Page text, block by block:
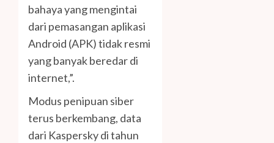
bahaya yang mengintai
dari pemasangan aplikasi
Android (APK) tidak resmi
yang banyak beredar di
internet,”.
Modus penipuan siber
terus berkembang, data
dari Kaspersky di tahun